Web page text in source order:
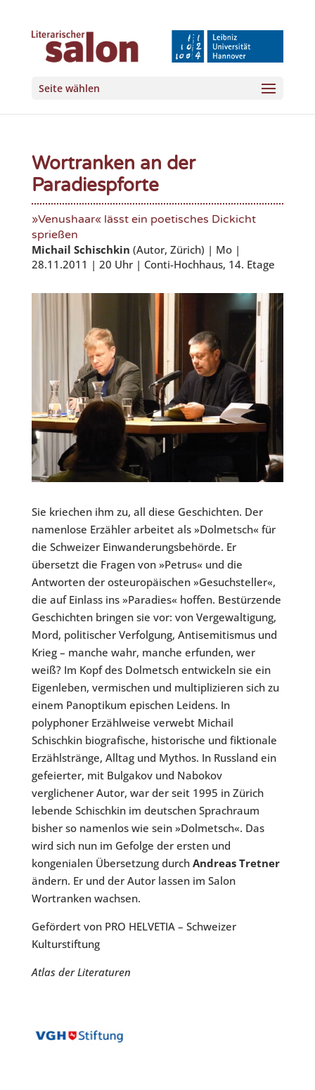
Seite wählen
Wortranken an der
Paradiespforte
»Venushaar« lässt ein poetisches Dickicht
sprießen
Michail Schischkin (Autor, Zürich) | Mo |
28.11.2011 | 20 Uhr | Conti-Hochhaus, 14. Etage
Sie kriechen ihm zu, all diese Geschichten. Der
namenlose Erzähler arbeitet als »Dolmetsch« für
die Schweizer Einwanderungsbehörde. Er
übersetzt die Fragen von »Petrus« und die
Antworten der osteuropäischen »Gesuchsteller«,
die auf Einlass ins »Paradies« hoffen. Bestürzende
Geschichten bringen sie vor: von Vergewaltigung,
Mord, politischer Verfolgung, Antisemitismus und
Krieg – manche wahr, manche erfunden, wer
weiß? Im Kopf des Dolmetsch entwickeln sie ein
Eigenleben, vermischen und multiplizieren sich zu
einem Panoptikum epischen Leidens. In
polyphoner Erzählweise verwebt Michail
Schischkin biografische, historische und fiktionale
Erzählstränge, Alltag und Mythos. In Russland ein
gefeierter, mit Bulgakov und Nabokov
verglichener Autor, war der seit 1995 in Zürich
lebende Schischkin im deutschen Sprachraum
bisher so namenlos wie sein »Dolmetsch«. Das
wird sich nun im Gefolge der ersten und
kongenialen Übersetzung durch Andreas Tretner
ändern. Er und der Autor lassen im Salon
Wortranken wachsen.
Gefördert von PRO HELVETIA – Schweizer
Kulturstiftung
Atlas der Literaturen